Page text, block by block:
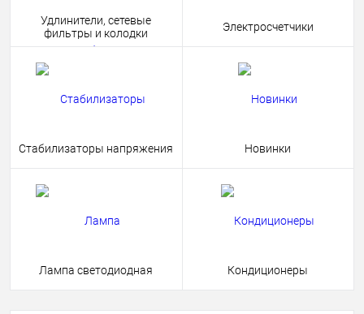
Удлинители, сетевые
фильтры и колодки
Электросчетчики
Стабилизаторы напряжения Новинки
Лампа светодиодная Кондиционеры